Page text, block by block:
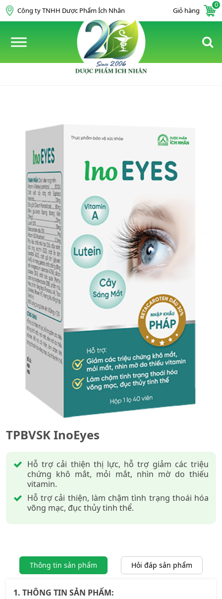
Skip to content
Công ty TNHH Dược Phẩm Ích Nhân Giỏ hàng
0
TPBVSK InoEyes
Hỗ trợ cải thiện thị lực, hỗ trợ giảm các triệu
chứng khô mắt, mỏi mắt, nhìn mờ do thiếu
vitamin.
Hỗ trợ cải thiện, làm chậm tình trạng thoái hóa
võng mạc, đục thủy tinh thể.
Thông tin sản phẩm Hỏi đáp sản phẩm
1. THÔNG TIN SẢN PHẨM: